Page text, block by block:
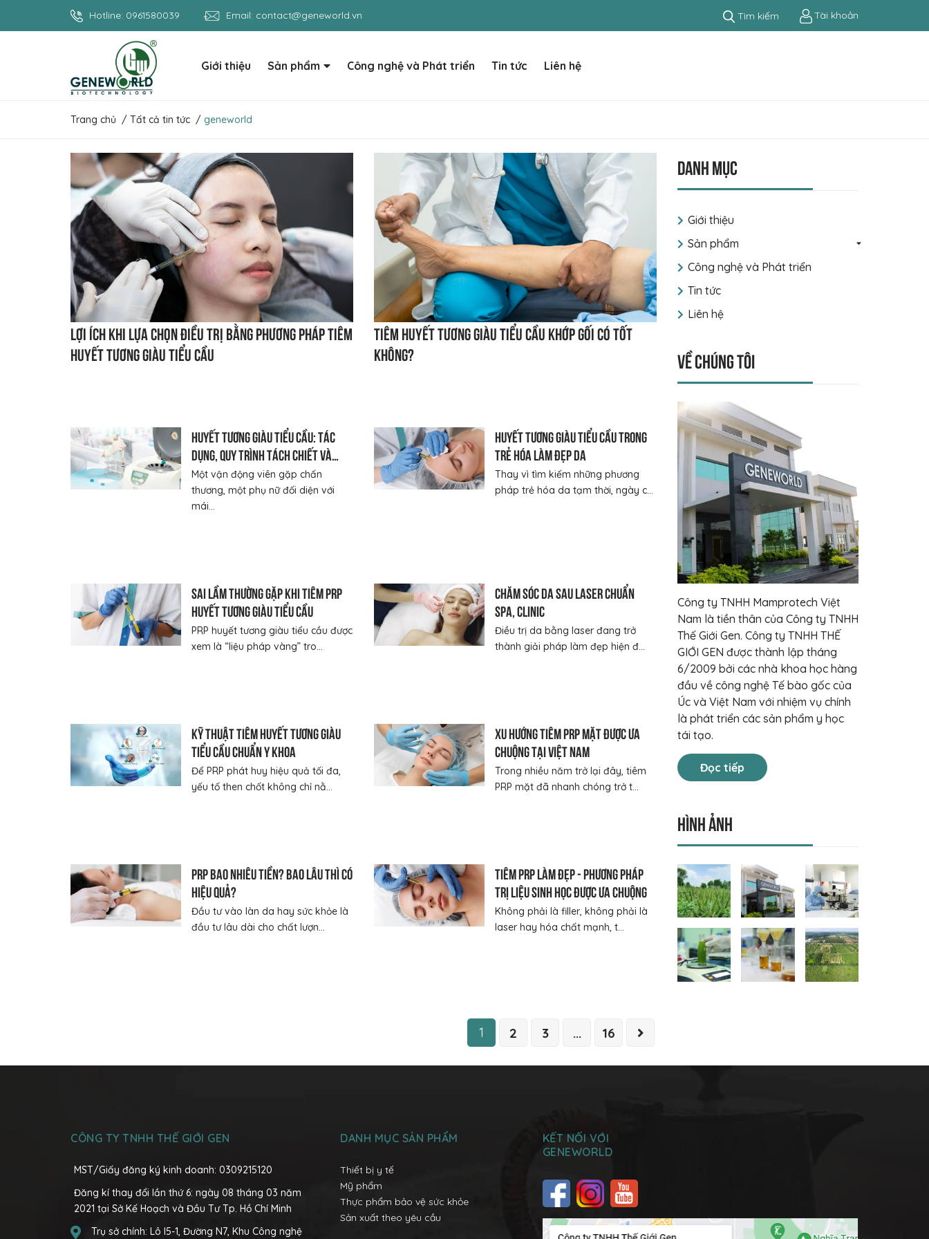
Hotline: 0961580039 Email: contact@geneworld.vn Tìm kiếm Tài khoản
Giới thiệu Sản phẩm Công nghệ và Phát triển Tin tức Liên hệ
Trang chủ / Tất cả tin tức / geneworld
Lợi ích khi lựa chọn điều trị bằng phương pháp tiêm
huyết tương giàu tiểu cầu
Tiêm huyết tương giàu tiểu cầu khớp gối có tốt
không?
Huyết tương giàu tiểu cầu: Tác
dụng, quy trình tách chiết và
hiệu quả lâm sàng
Một vận động viên gặp chấn
thương, một phụ nữ đối diện với
mái...
Huyết tương giàu tiểu cầu trong
trẻ hóa làm đẹp da
Thay vì tìm kiếm những phương
pháp trẻ hóa da tạm thời, ngày c...
Sai lầm thường gặp khi tiêm PRP
huyết tương giàu tiểu cầu
PRP huyết tương giàu tiểu cầu được
xem là “liệu pháp vàng” tro...
Chăm sóc da sau laser chuẩn
Spa, Clinic
Điều trị da bằng laser đang trở
thành giải pháp làm đẹp hiện đ...
Kỹ thuật tiêm huyết tương giàu
tiểu cầu chuẩn y khoa
Để PRP phát huy hiệu quả tối đa,
yếu tố then chốt không chỉ nằ...
Xu hướng tiêm PRP mặt được ưa
chuộng tại Việt Nam
Trong nhiều năm trở lại đây, tiêm
PRP mặt đã nhanh chóng trở t...
PRP bao nhiêu tiền? Bao lâu thì có
hiệu quả?
Đầu tư vào làn da hay sức khỏe là
đầu tư lâu dài cho chất lượn...
Tiêm PRP làm đẹp - Phương pháp
trị liệu sinh học được ưa chuộng
Không phải là filler, không phải là
laser hay hóa chất mạnh, t...
1 2 3 ... 16
Danh mục
Giới thiệu
Sản phẩm
Công nghệ và Phát triển
Tin tức
Liên hệ
Về chúng tôi
Công ty TNHH Mamprotech Việt
Nam là tiền thân của Công ty TNHH
Thế Giới Gen. Công ty TNHH THẾ
GIỚI GEN được thành lập tháng
6/2009 bởi các nhà khoa học hàng
đầu về công nghệ Tế bào gốc của
Úc và Việt Nam với nhiệm vụ chính
là phát triển các sản phẩm y học
tái tạo.
Đọc tiếp
Hình ảnh
CÔNG TY TNHH THẾ GIỚI GEN
MST/Giấy đăng ký kinh doanh: 0309215120
Đăng kí thay đổi lần thứ 6: ngày 08 tháng 03 năm
2021 tại Sở Kế Hoạch và Đầu Tư Tp. Hồ Chí Minh
Trụ sở chính: Lô I5-1, Đường N7, Khu Công nghệ
DANH MỤC SẢN PHẨM
Thiết bị y tế
Mỹ phẩm
Thực phẩm bảo vệ sức khỏe
Sản xuất theo yêu cầu
KẾT NỐI VỚI
GENEWORLD